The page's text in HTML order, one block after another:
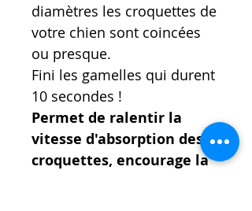
diamètres les croquettes de
votre chien sont coincées
ou presque.
Fini les gamelles qui durent
10 secondes !
Permet de ralentir la
vitesse d'absorption des
croquettes, encourage la